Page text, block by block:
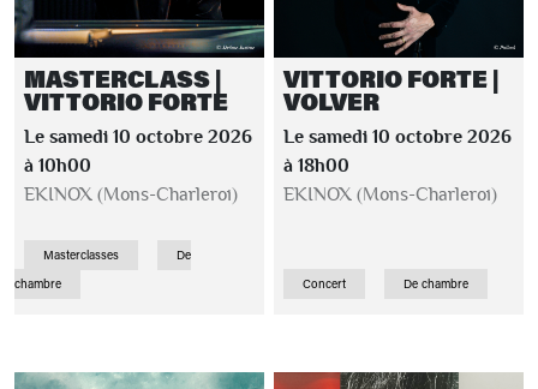
MASTERCLASS |
VITTORIO FORTE
Le samedi 10 octobre 2026
à 10h00
EKINOX (Mons-Charleroi)
Masterclasses
De
chambre
VITTORIO FORTE |
VOLVER
Le samedi 10 octobre 2026
à 18h00
EKINOX (Mons-Charleroi)
Concert De chambre